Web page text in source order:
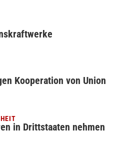
Kooperation von Union
in Drittstaaten nehmen